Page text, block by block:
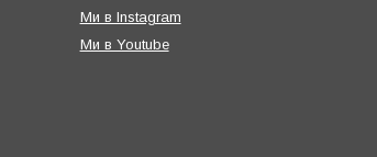
Ми в Instagram
Ми в Youtube